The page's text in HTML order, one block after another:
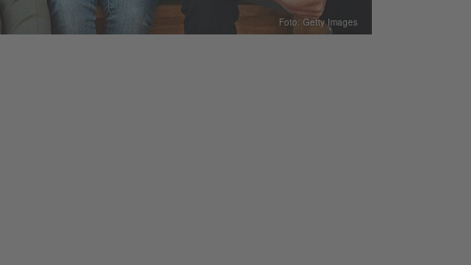
Foto: Getty Images